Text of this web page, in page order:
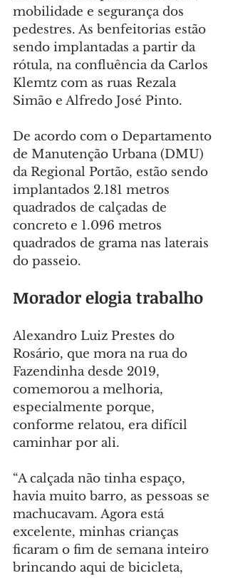
mobilidade e segurança dos
pedestres. As benfeitorias estão
sendo implantadas a partir da
rótula, na confluência da Carlos
Klemtz com as ruas Rezala
Simão e Alfredo José Pinto.
De acordo com o Departamento
de Manutenção Urbana (DMU)
da Regional Portão, estão sendo
implantados 2.181 metros
quadrados de calçadas de
concreto e 1.096 metros
quadrados de grama nas laterais
do passeio.
Morador elogia trabalho
Alexandro Luiz Prestes do
Rosário, que mora na rua do
Fazendinha desde 2019,
comemorou a melhoria,
especialmente porque,
conforme relatou, era difícil
caminhar por ali.
“A calçada não tinha espaço,
havia muito barro, as pessoas se
machucavam. Agora está
excelente, minhas crianças
ficaram o fim de semana inteiro
brincando aqui de bicicleta,